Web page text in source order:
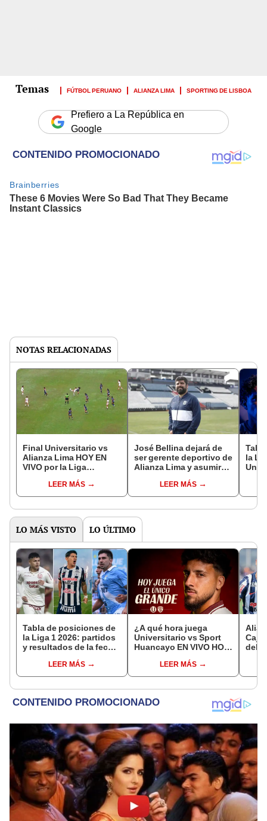
FÚTBOL PERUANO ALIANZA LIMA SPORTING DE LISBOA
Prefiero a La República en
Google
NOTAS RELACIONADAS
Final Universitario vs
Alianza Lima HOY EN
VIVO por la Liga
empatan sin goles
LEER MÁS
José Bellina dejará de
ser gerente deportivo de
Alianza Lima y asumirá
LEER MÁS
la
LO MÁS VISTO LO ÚLTIMO
Tabla de posiciones de
la Liga 1 2026: partidos
y resultados de la fecha
LEER MÁS
¿A qué hora juega
Universitario vs Sport
Huancayo EN VIVO HOY
Torneo Apertura de la
Liga 1?
LEER MÁS
del